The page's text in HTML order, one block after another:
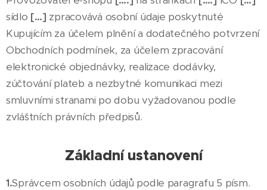
sídlo […] zpracovává osobní údaje poskytnuté
Kupujícím za účelem plnění a dodatečného potvrzení
Obchodních podmínek, za účelem zpracování
elektronické objednávky, realizace dodávky,
zúčtování plateb a nezbytné komunikaci mezi
smluvními stranami po dobu vyžadovanou podle
zvláštních právních předpisů.
Základní ustanovení
1.Správcem osobních údajů podle paragrafu 5 písm.